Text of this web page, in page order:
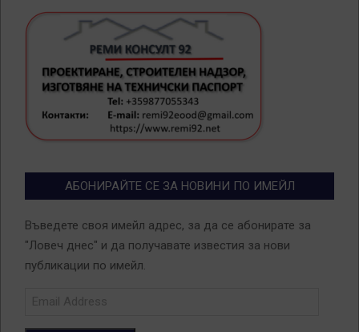
АБОНИРАЙТЕ СЕ ЗА НОВИНИ ПО ИМЕЙЛ
Въведете своя имейл адрес, за да се абонирате за
"Ловеч днес" и да получавате известия за нови
публикации по имейл.